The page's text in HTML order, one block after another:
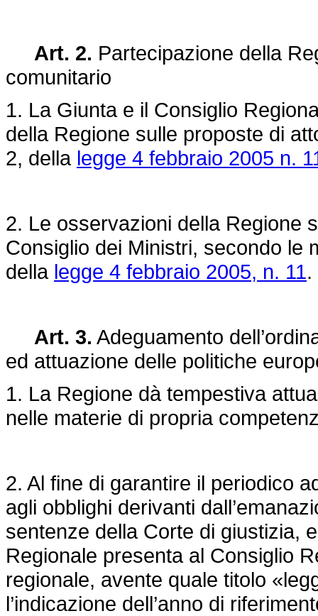
Art. 2. Partecipazione della
comunitario
1. La Giunta e il Consiglio
della Regione sulle proposte di
2, della legge 4 febbraio 2005 n.
2. Le osservazioni della Regione
Consiglio dei Ministri, secondo le
della legge 4 febbraio 2005, n. 11.
Art. 3. Adeguamento
ed attuazione delle politiche
1. La Regione dà tempestiva
nelle materie di propria
2. Al fine di garantire il periodico
agli obblighi derivanti
sentenze della Corte di giustizia,
Regionale presenta al Consiglio
regionale, avente quale titolo
l’indicazione dell’anno di